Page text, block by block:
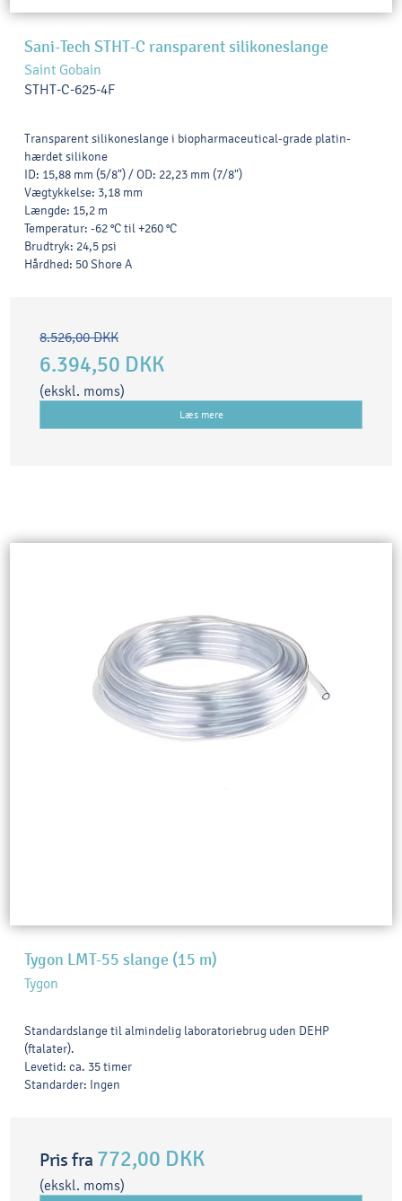
Sani-Tech STHT-C ransparent silikoneslange
Saint Gobain
STHT-C-625-4F
Transparent silikoneslange i biopharmaceutical-grade platin-
hærdet silikone
ID: 15,88 mm (5/8") / OD: 22,23 mm (7/8")
Vægtykkelse: 3,18 mm
Længde: 15,2 m
Temperatur: -62 °C til +260 °C
Brudtryk: 24,5 psi
Hårdhed: 50 Shore A
8.526,00 DKK
6.394,50 DKK
(ekskl. moms)
Læs mere
Tygon LMT-55 slange (15 m)
Tygon
Standardslange til almindelig laboratoriebrug uden DEHP
(ftalater).
Levetid: ca. 35 timer
Standarder: Ingen
Pris fra 772,00 DKK
(ekskl. moms)